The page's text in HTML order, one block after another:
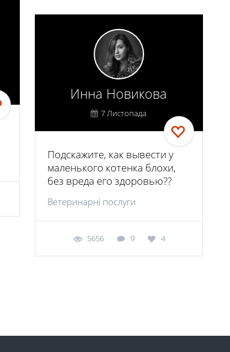
Инна Новикова
7 Листопада
Подскажите, как вывести у
маленького котенка блохи,
без вреда его здоровью??
Ветеринарні послуги
5656 9 4